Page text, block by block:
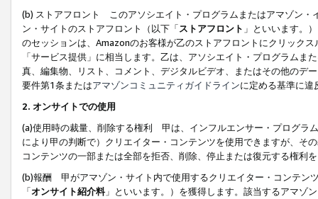
(b) ストアフロント このアソシエイト・プログラムまたはアマゾン・
ン・サイトのストアフロント（以下「ストアフロント 」といいます。
のセッションは、Amazonのお客様が乙のストアフロントにクリック
「サービス提供」に相当します。乙は、アソシエイト・プログラム
真、編集物、リスト、コメント、デジタルビデオ、またはその他のデ
要件第1条またはアマゾンコミュニティガイドラインに定める基準に違
2. オンサイトでの使用
(a)使用時の裁量、削除する権利 甲は、インフルエンサー・プログラ
により甲の判断で）クリエイター・コンテンツを使用できますが、そ
コンテンツの一部または全部を拒否、削除、停止または復元する権利
(b)報酬 甲がアマゾン・サイト内で使用するクリエイター・コンテン
「オンサイト紹介料」といいます。）を獲得します。該当するアマゾ